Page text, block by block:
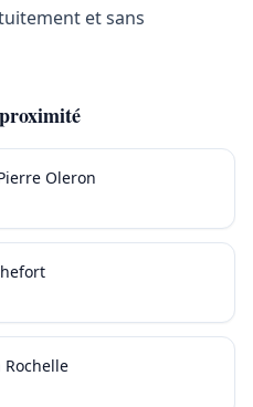
et sans
Oleron
Rochelle